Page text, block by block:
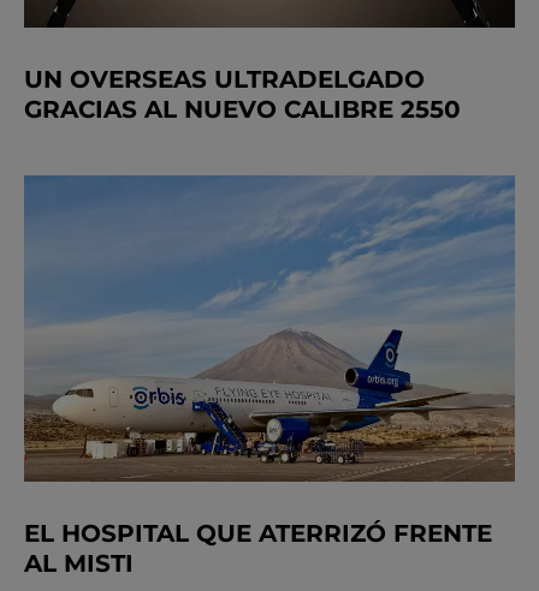
UN OVERSEAS ULTRADELGADO
GRACIAS AL NUEVO CALIBRE 2550
EL HOSPITAL QUE ATERRIZÓ FRENTE
AL MISTI